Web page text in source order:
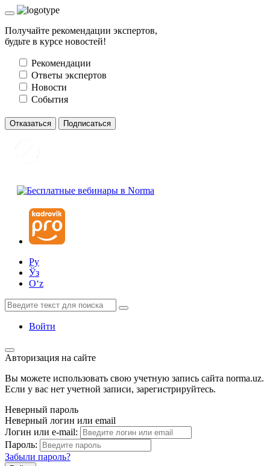
Получайте рекомендации экспертов,
будьте в курсе новостей!
Рекомендации
Ответы экспертов
Новости
События
Отказаться Подписаться
Ру
Ўз
Oʻz
Войти
Авторизация на сайте
Вы можете использовать свою учетную запись сайта norma.uz.
Если у вас нет учетной записи, зарегистрируйтесь.
Неверный пароль
Неверный логин или email
Логин или e-mail:
Пароль:
Забыли пароль?